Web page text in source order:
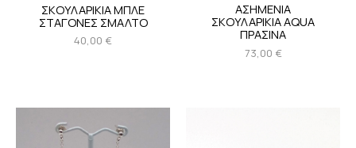
ΣΚΟΥΛΑΡΙΚΙΑ ΜΠΛΕ
ΣΤΑΓΟΝΕΣ ΣΜΑΛΤΟ
40,00 €
ΑΣΗΜΕΝΙΑ
ΣΚΟΥΛΑΡΙΚΙΑ AQUA
ΠΡΑΣΙΝΑ
73,00 €